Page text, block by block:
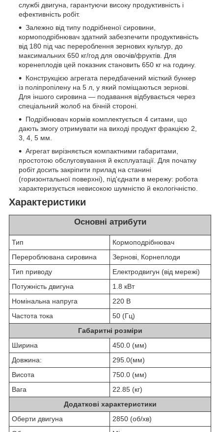
службі двигуна, гарантуючи високу продуктивність і
ефективність робіт.
Залежно від типу подрібненої сировини,
кормоподрібнювач здатний забезпечити продуктивність
від 180 під час перероблення зернових культур, до
максимальних 650 кг/год для овочів/фруктів. Для
коренеплодів цей показник становить 650 кг на годину.
Конструкцією агрегата передбачений місткий бункер
із поліпропілену на 5 л, у який поміщаються зернові.
Для іншого сировина — подавання відбувається через
спеціальний жолоб на бічній стороні.
Подрібнювач кормів комплектується 4 ситами, що
дають змогу отримувати на виході продукт фракцією 2,
3, 4, 5 мм.
Агрегат вирізняється компактними габаритами,
простотою обслуговування й експлуатації. Для початку
робіт досить закріпити прилад на станині
(горизонтальної поверхні), під'єднати в мережу: робота
характеризується невисокою шумністю й екологічністю.
Характеристики
Основні атрибути
Тип
Кормоподрібнювач
Перероблювана сировина
Зернові, Корнеплоди
Тип приводу
Електродвигун (від мережі)
Потужність двигуна
1.8 кВт
Номінальна напруга
220 В
Частота тока
50 (Гц)
Габаритні розміри
Ширина
450.0 (мм)
Довжина:
295.0(мм)
Висота
750.0 (мм)
Вага
22.85 (кг)
Додаткові характеристики
Оберти двигуна
2850 (об/хв)